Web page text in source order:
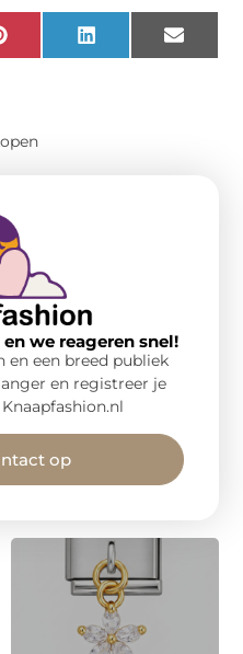
PinterestLinkedInEmail
we reageren snel!
een breed publiek
en registreer je
op